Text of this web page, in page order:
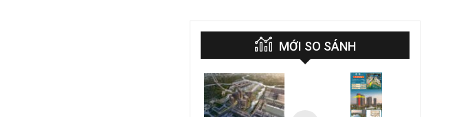
MỚI SO SÁNH